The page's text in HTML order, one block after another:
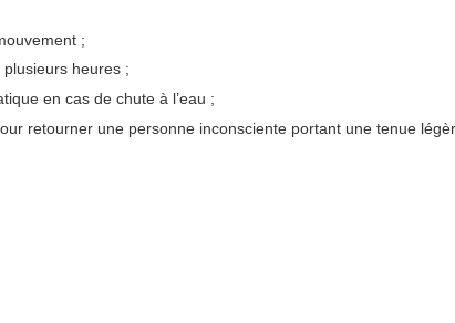
;
heures ;
en cas de chute à l’eau ;
retourner une personne inconsciente portant une tenue